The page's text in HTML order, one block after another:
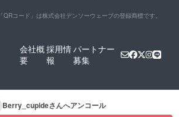
「QRコード」は株式会社デンソーウェーブの登録商標です。
会社概
要
採用情
報
パートナー
募集
Berry_cupideさんへアンコール